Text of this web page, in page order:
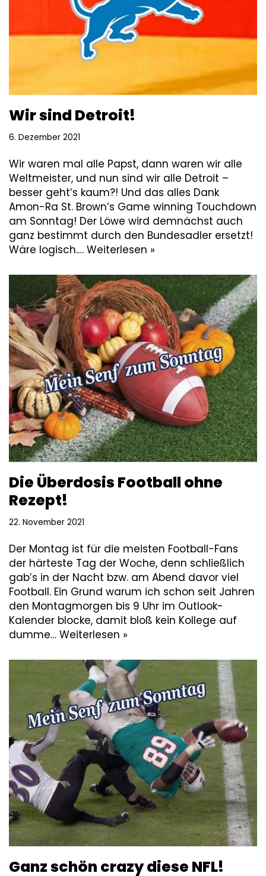
Wir sind Detroit!
6. Dezember 2021
Wir waren mal alle Papst, dann waren wir alle
Weltmeister, und nun sind wir alle Detroit –
besser geht’s kaum?! Und das alles Dank
Amon-Ra St. Brown’s Game winning Touchdown
am Sonntag! Der Löwe wird demnächst auch
ganz bestimmt durch den Bundesadler ersetzt!
Wäre logisch.… Weiterlesen »
Die Überdosis Football ohne
Rezept!
22. November 2021
Der Montag ist für die meisten Football-Fans
der härteste Tag der Woche, denn schließlich
gab’s in der Nacht bzw. am Abend davor viel
Football. Ein Grund warum ich schon seit Jahren
den Montagmorgen bis 9 Uhr im Outlook-
Kalender blocke, damit bloß kein Kollege auf
dumme… Weiterlesen »
Ganz schön crazy diese NFL!